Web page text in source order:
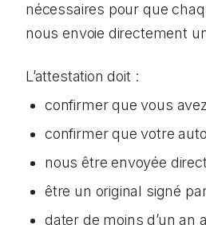
nécessaires pour que
nous envoie directement
L’attestation doit :
confirmer que vous
confirmer que votre
nous être envoyée
être un original signé
dater de moins d’un an